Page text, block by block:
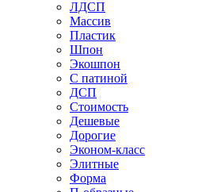
ЛДСП
Массив
Пластик
Шпон
Экошпон
С патиной
ДСП
Стоимость
Дешевые
Дорогие
Эконом-класс
Элитные
Форма